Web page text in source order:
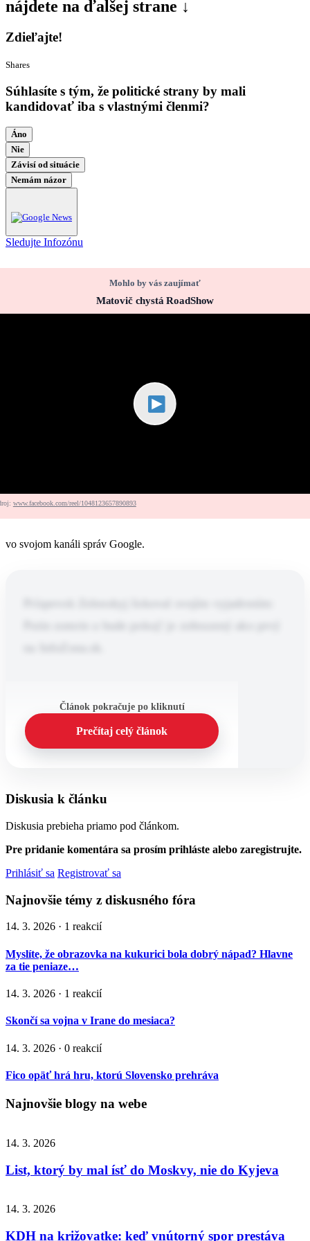
nájdete na ďalšej strane ↓
Zdieľajte!
Shares
Súhlasíte s tým, že politické strany by mali
kandidovať iba s vlastnými členmi?
Áno
Nie
Závisí od situácie
Nemám názor
Sledujte Infozónu
Mohlo by vás zaujímať
Matovič chystá RoadShow
www.facebook.com/reel/1048123657890893
vo svojom kanáli správ Google.
Článok pokračuje po kliknutí
Prečítaj celý článok
Diskusia k článku
Diskusia prebieha priamo pod článkom.
Pre pridanie komentára sa prosím prihláste alebo zaregistrujte.
Prihlásiť sa Registrovať sa
Najnovšie témy z diskusného fóra
14. 3. 2026 · 1 reakcií
Myslíte, že obrazovka na kukurici bola dobrý nápad? Hlavne
za tie peniaze…
14. 3. 2026 · 1 reakcií
Skončí sa vojna v Irane do mesiaca?
14. 3. 2026 · 0 reakcií
Fico opäť hrá hru, ktorú Slovensko prehráva
Najnovšie blogy na webe
14. 3. 2026
List, ktorý by mal ísť do Moskvy, nie do Kyjeva
14. 3. 2026
KDH na križovatke: keď vnútorný spor prestáva